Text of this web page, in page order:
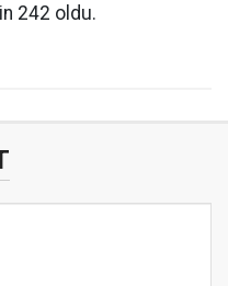
242 oldu.